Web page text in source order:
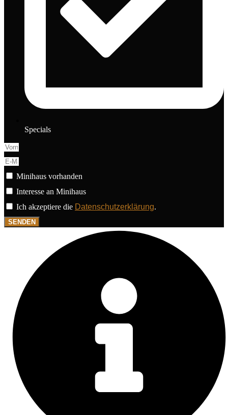
Specials
Minihaus vorhanden
Interesse an Minihaus
Ich akzeptiere die Datenschutzerklärung.
SENDEN